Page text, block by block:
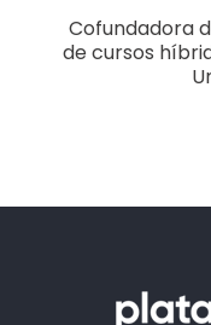
Cofundadora
de cursos